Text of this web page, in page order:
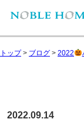
トップ> ブログ > 2022
2022.09.14